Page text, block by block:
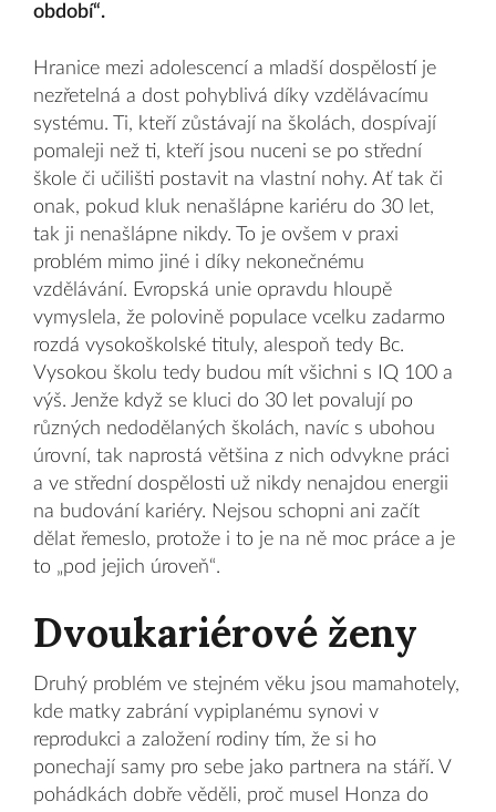
období“.
Hranice mezi adolescencí a mladší dospělostí je
nezřetelná a dost pohyblivá díky vzdělávacímu
systému. Ti, kteří zůstávají na školách, dospívají
pomaleji než ti, kteří jsou nuceni se po střední
škole či učilišti postavit na vlastní nohy. Ať tak či
onak, pokud kluk nenašlápne kariéru do 30 let,
tak ji nenašlápne nikdy. To je ovšem v praxi
problém mimo jiné i díky nekonečnému
vzdělávání. Evropská unie opravdu hloupě
vymyslela, že polovině populace vcelku zadarmo
rozdá vysokoškolské tituly, alespoň tedy Bc.
Vysokou školu tedy budou mít všichni s IQ 100 a
výš. Jenže když se kluci do 30 let povalují po
různých nedodělaných školách, navíc s ubohou
úrovní, tak naprostá většina z nich odvykne práci
a ve střední dospělosti už nikdy nenajdou energii
na budování kariéry. Nejsou schopni ani začít
dělat řemeslo, protože i to je na ně moc práce a je
to „pod jejich úroveň“.
Dvoukariérové ženy
Druhý problém ve stejném věku jsou mamahotely,
kde matky zabrání vypiplanému synovi v
reprodukci a založení rodiny tím, že si ho
ponechají samy pro sebe jako partnera na stáří. V
pohádkách dobře věděli, proč musel Honza do